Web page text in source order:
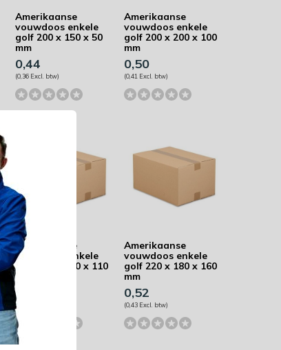
Amerikaanse
vouwdoos enkele
golf 200 x 150 x 50
mm
0,44
(0,36 Excl. btw)
Amerikaanse
vouwdoos enkele
golf 200 x 200 x 100
mm
0,50
(0,41 Excl. btw)
Amerikaanse
vouwdoos enkele
golf 220 x 210 x 110
mm
0,51
(0,42 Excl. btw)
Amerikaanse
vouwdoos enkele
golf 220 x 180 x 160
mm
0,52
(0,43 Excl. btw)